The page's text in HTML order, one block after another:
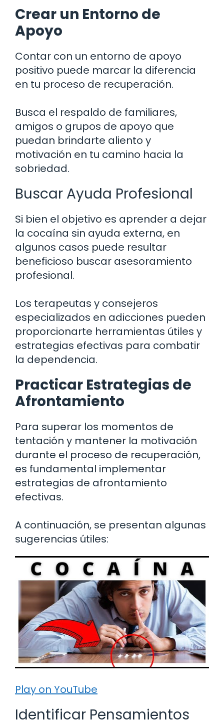
Crear un Entorno de
Apoyo
Contar con un entorno de apoyo
positivo puede marcar la diferencia
en tu proceso de recuperación.
Busca el respaldo de familiares,
amigos o grupos de apoyo que
puedan brindarte aliento y
motivación en tu camino hacia la
sobriedad.
Buscar Ayuda Profesional
Si bien el objetivo es aprender a dejar
la cocaína sin ayuda externa, en
algunos casos puede resultar
beneficioso buscar asesoramiento
profesional.
Los terapeutas y consejeros
especializados en adicciones pueden
proporcionarte herramientas útiles y
estrategias efectivas para combatir
la dependencia.
Practicar Estrategias de
Afrontamiento
Para superar los momentos de
tentación y mantener la motivación
durante el proceso de recuperación,
es fundamental implementar
estrategias de afrontamiento
efectivas.
A continuación, se presentan algunas
sugerencias útiles:
Play on YouTube
Identificar Pensamientos